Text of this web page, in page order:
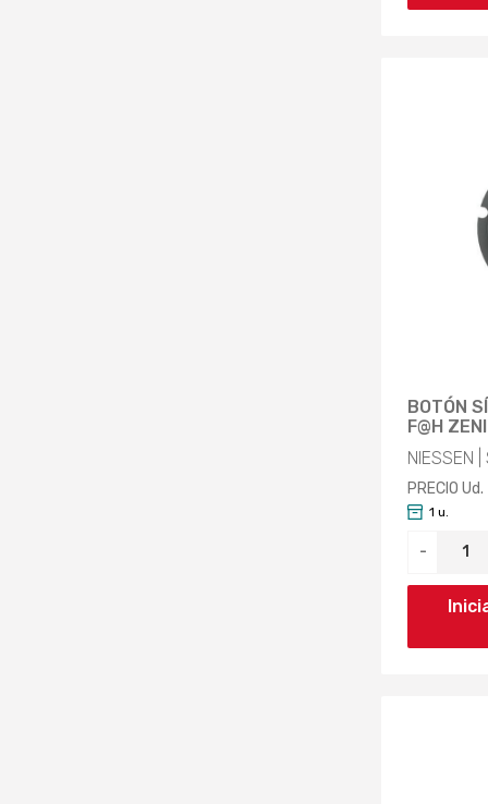
BOTÓN
F@H
NIESSEN
PRECIO Ud.
-
1 u.